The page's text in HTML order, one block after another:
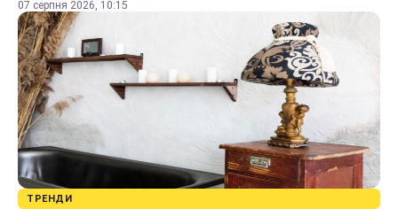
07 серпня 2026, 10:15
ТРЕНДИ